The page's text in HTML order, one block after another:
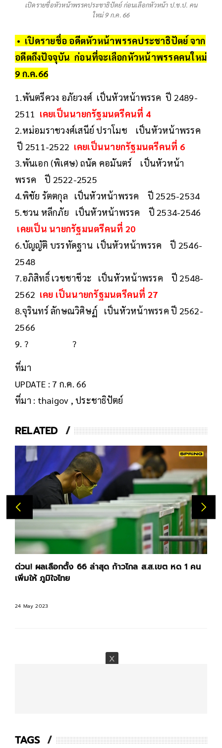
เปิดรายชื่อหัวหน้าพรรคประชาธิปัตย์ ก่อนเลือกหัวหน้า ป.ช.ป. คน
ใหม่ 9 ก.ค. 66
• เปิดรายชื่อ อดีตหัวหน้าพรรคประชาธิปัตย์ จาก
อดีตถึงปัจจุบัน ก่อนที่จะเลือกหัวหน้าพรรคคนใหม่
9 ก.ค.66
1.พันตรีควง อภัยวงศ์ เป็นหัวหน้าพรรค ปี 2489-
2511 เคยเป็นนายกรัฐมนตรีคนที่ 4
2.หม่อมราชวงศ์เสนีย์ ปราโมช เป็นหัวหน้าพรรค
ปี 2511-2522 เคยเป็นนายกรัฐมนตรีคนที่ 6
3.พันเอก (พิเศษ) ถนัด คอมันตร์ เป็นหัวหน้า
พรรค ปี 2522-2525
4.พิชัย รัตตกุล เป็นหัวหน้าพรรค ปี 2525-2534
5.ชวน หลีกภัย เป็นหัวหน้าพรรค ปี 2534-2546
เคยเป็น นายกรัฐมนตรีคนที่ 20
6.บัญญัติ บรรทัดฐาน เป็นหัวหน้าพรรค ปี 2546-
2548
7.อภิสิทธิ์ เวชชาชีวะ เป็นหัวหน้าพรรค ปี 2548-
2562 เคย เป็นนายกรัฐมนตรีคนที่ 27
8.จุรินทร์ ลักษณวิศิษฏ์ เป็นหัวหน้าพรรค ปี 2562-
2566
9. ? ?
ที่มา
UPDATE : 7 ก.ค. 66
ที่มา : thaigov , ประชาธิปัตย์
RELATED
ด่วน! ผลเลือกตั้ง 66 ล่าสุด ก้าวไกล ส.ส.เขต หด 1 คน
เพิ่มให้ ภูมิใจไทย
24 May 2023
TAGS